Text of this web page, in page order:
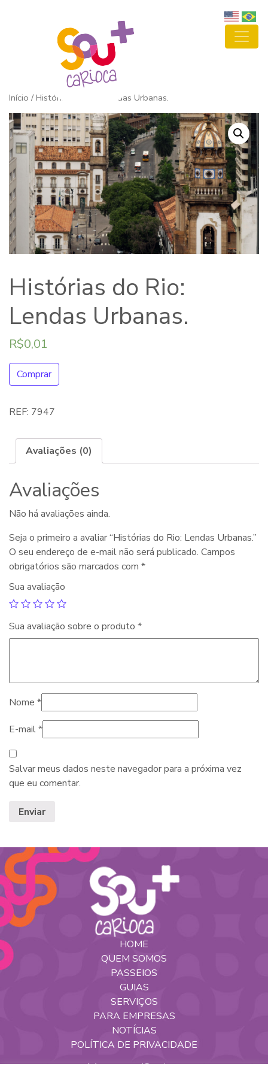
Início / Histórias do Rio: Lendas Urbanas.
Histórias do Rio:
Lendas Urbanas.
R$0,01
Comprar
REF: 7947
Avaliações (0)
Avaliações
Não há avaliações ainda.
Seja o primeiro a avaliar “Histórias do Rio: Lendas Urbanas.”
O seu endereço de e-mail não será publicado. Campos
obrigatórios são marcados com *
Sua avaliação
Sua avaliação sobre o produto *
Nome *
E-mail*
Salvar meus dados neste navegador para a próxima vez
que eu comentar.
HOME
QUEM SOMOS
PASSEIOS
GUIAS
SERVIÇOS
PARA EMPRESAS
NOTÍCIAS
POLÍTICA DE PRIVACIDADE